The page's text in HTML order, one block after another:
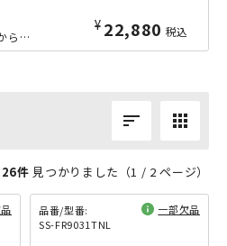
¥ 22,880 税込
豊富なサイズと3色のカラーから選べる、シンプルなデザインのTNLシリーズのフリーラック、横幅1170タイプ。こちらは、2列仕様のワイドタイプとなっております。高さ900mmの木棚は、一般的なキッチンカ...
sort apps
26件 見つかりました（1 / 2 ページ）
品番/型番:
SS-FR9031TNL
一部欠品